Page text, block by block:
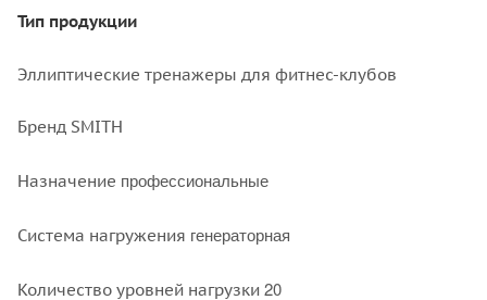
Тип продукции
Эллиптические тренажеры для фитнес-клубов
Бренд SMITH
Назначение профессиональные
Система нагружения генераторная
Количество уровней нагрузки 20